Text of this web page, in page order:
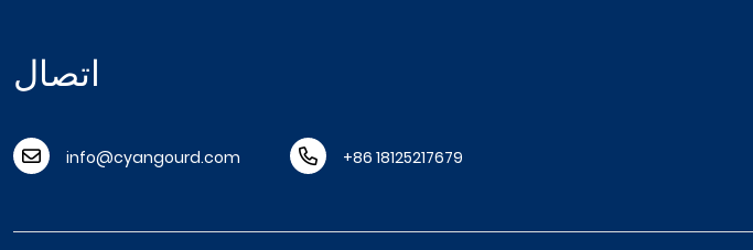
اتصال
info@cyangourd.com +86 18125217679